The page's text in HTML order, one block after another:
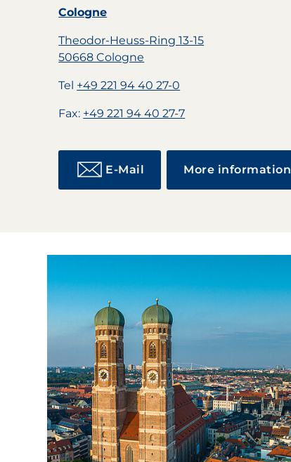
Cologne
Theodor-Heuss-Ring 13-15
50668 Cologne
Tel +49 221 94 40 27-0
Fax: +49 221 94 40 27-7
E-Mail More information